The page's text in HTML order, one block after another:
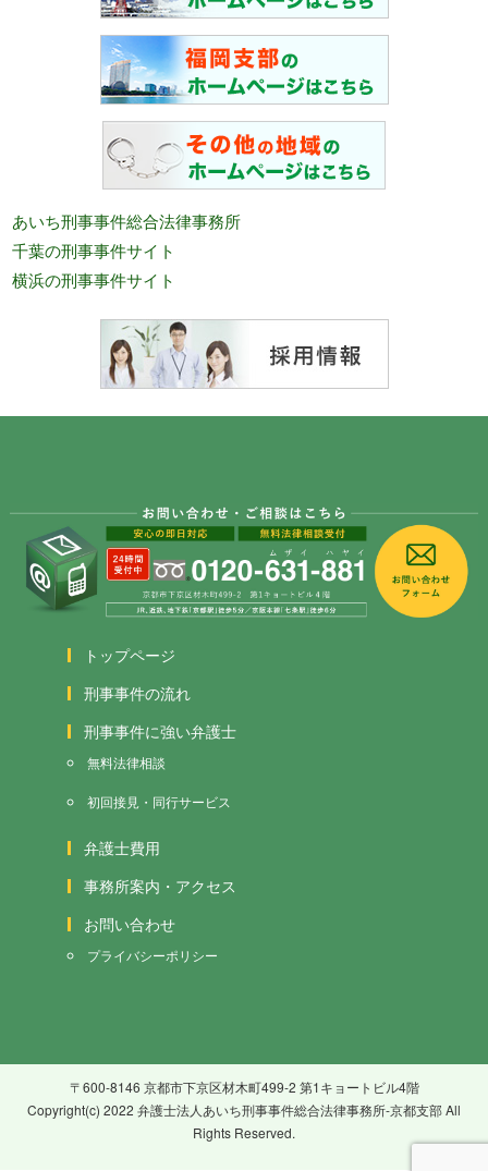
あいち刑事事件総合法律事務所
千葉の刑事事件サイト
横浜の刑事事件サイト
トップページ
刑事事件の流れ
刑事事件に強い弁護士
無料法律相談
初回接見・同行サービス
弁護士費用
事務所案内・アクセス
お問い合わせ
プライバシーポリシー
〒600-8146 京都市下京区材木町499-2 第1キョートビル4階
Copyright(c) 2022 弁護士法人あいち刑事事件総合法律事務所-京都支部 All
Rights Reserved.